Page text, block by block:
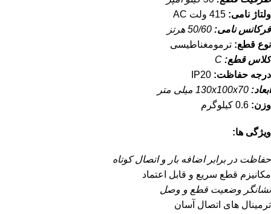
ولتاژ نامی:
فرکانس نامی:
نوع قطع: ترمومغناطیسی
کلاس قطع:
درجه حفاظت:
ابعاد:
وزن:
ویژگی ها:
حفاظت در برابر اضافه بار و اتصال کوتاه
مکانیزم قطع سریع و قابل اعتماد
نشانگر وضعیت قطع و وصل
ترمینال های اتصال آسان